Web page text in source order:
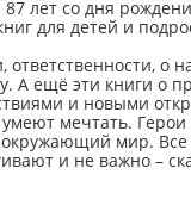
лет со дня
для детей и
о
А ещё эти книги о
и новыми
умеют мечтать.
окружающий мир.
и не важно –